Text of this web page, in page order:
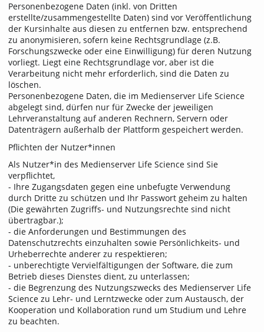
Personenbezogene Daten (inkl. von Dritten
erstellte/zusammengestellte Daten) sind vor Veröffentlichung
der Kursinhalte aus diesen zu entfernen bzw. entsprechend
zu anonymisieren, sofern keine Rechtsgrundlage (z.B.
Forschungszwecke oder eine Einwilligung) für deren Nutzung
vorliegt. Liegt eine Rechtsgrundlage vor, aber ist die
Verarbeitung nicht mehr erforderlich, sind die Daten zu
löschen.
Personenbezogene Daten, die im Medienserver Life Science
abgelegt sind, dürfen nur für Zwecke der jeweiligen
Lehrveranstaltung auf anderen Rechnern, Servern oder
Datenträgern außerhalb der Plattform gespeichert werden.
Pflichten der Nutzer*innen
Als Nutzer*in des Medienserver Life Science sind Sie
verpflichtet,
- Ihre Zugangsdaten gegen eine unbefugte Verwendung
durch Dritte zu schützen und Ihr Passwort geheim zu halten
(Die gewährten Zugriffs- und Nutzungsrechte sind nicht
übertragbar.);
- die Anforderungen und Bestimmungen des
Datenschutzrechts einzuhalten sowie Persönlichkeits- und
Urheberrechte anderer zu respektieren;
- unberechtigte Vervielfältigungen der Software, die zum
Betrieb dieses Dienstes dient, zu unterlassen;
- die Begrenzung des Nutzungszwecks des Medienserver Life
Science zu Lehr- und Lerntzwecke oder zum Austausch, der
Kooperation und Kollaboration rund um Studium und Lehre
zu beachten.